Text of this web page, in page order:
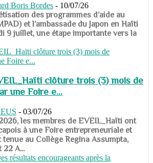
Boris Bordes - 10/07/26
des programmes d’aide au
et l’ambassade du Japon en Haïti
9 juillet, une étape importante vers la
clôture trois (3) mois de
une Foire e...
- 03/07/26
les membres de EVEIL_Haïti ont
à une Foire entrepreneuriale et
tenue au Collège Regina Assumpta,
22 A...